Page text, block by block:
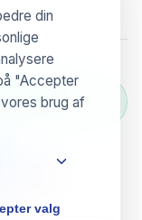
din
"Accepter
brug af
valg
&